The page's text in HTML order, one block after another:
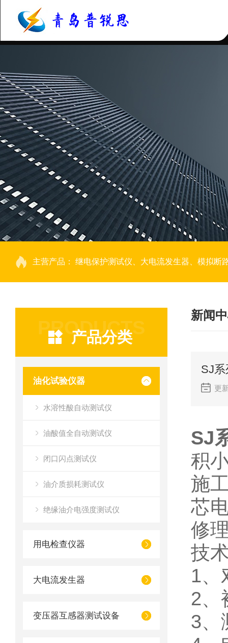
主营产品： 继电保护测试仪、大电流发生器、模拟断路器、回路电阻测试仪、热继电器测试仪、电动机保护器测试仪、互感器特性测试仪、
PRODUCTS
产品分类
油化试验仪器
水溶性酸自动测试仪
油酸值全自动测试仪
闭口闪点测试仪
油介质损耗测试仪
绝缘油介电强度测试仪
用电检查仪器
大电流发生器
变压器互感器测试设备
新闻
SJ
更
SJ
积
施
芯
修
技
1、
2、
3、